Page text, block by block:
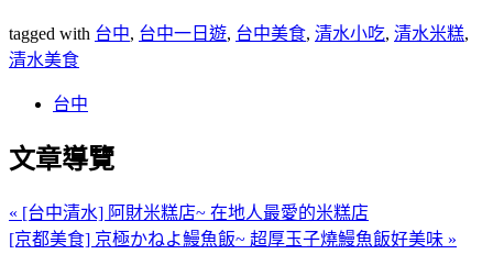
tagged with 台中, 台中一日遊, 台中美食, 清水小吃, 清水米糕,
清水美食
台中
文章導覽
« [台中清水] 阿財米糕店~ 在地人最愛的米糕店
[京都美食] 京極かねよ鰻魚飯~ 超厚玉子燒鰻魚飯好美味 »